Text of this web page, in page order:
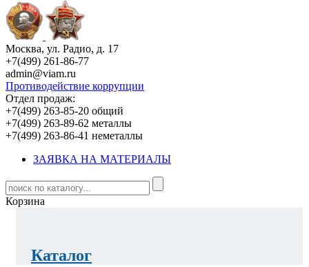
Москва, ул. Радио, д. 17
+7(499) 261-86-77
admin@viam.ru
Противодействие коррупции
Отдел продаж:
+7(499) 263-85-20 общий
+7(499) 263-89-62 металлы
+7(499) 263-86-41 неметаллы
ЗАЯВКА НА МАТЕРИАЛЫ
Корзина
Каталог